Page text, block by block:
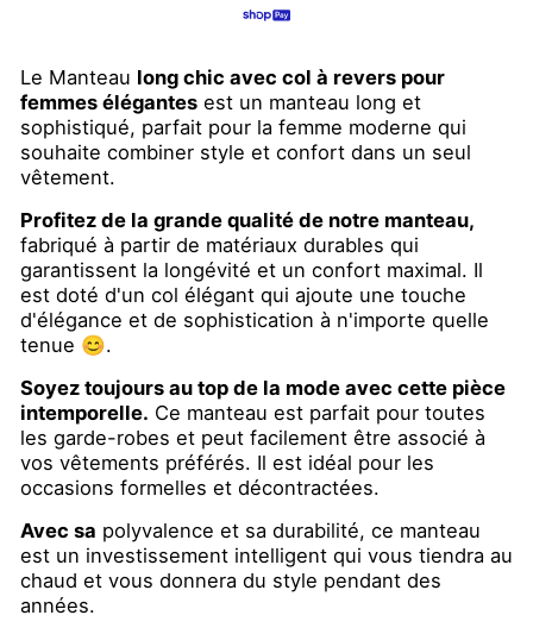
Le Manteau long chic avec col à revers pour
femmes élégantes est un manteau long et
sophistiqué, parfait pour la femme moderne qui
souhaite combiner style et confort dans un seul
vêtement.
Profitez de la grande qualité de notre manteau,
fabriqué à partir de matériaux durables qui
garantissent la longévité et un confort maximal. Il
est doté d'un col élégant qui ajoute une touche
d'élégance et de sophistication à n'importe quelle
tenue 😊.
Soyez toujours au top de la mode avec cette pièce
intemporelle. Ce manteau est parfait pour toutes
les garde-robes et peut facilement être associé à
vos vêtements préférés. Il est idéal pour les
occasions formelles et décontractées.
Avec sa polyvalence et sa durabilité, ce manteau
est un investissement intelligent qui vous tiendra au
chaud et vous donnera du style pendant des
années.